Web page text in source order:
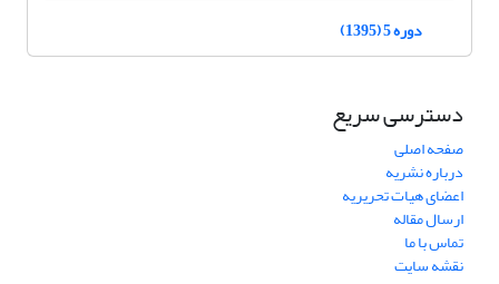
دوره 5 (1395)
دسترسی سریع
صفحه اصلی
درباره نشریه
اعضای هیات تحریریه
ارسال مقاله
تماس با ما
نقشه سایت